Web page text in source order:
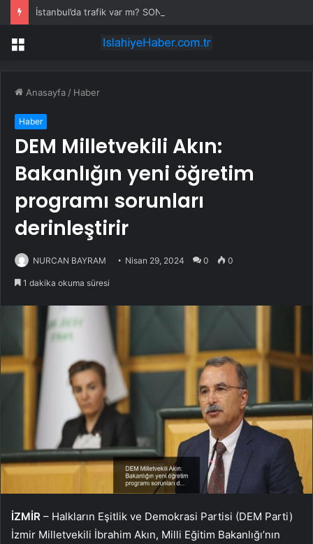
Menü
Anasayfa / Haber
Haber
DEM Milletvekili Akın:
Bakanlığın yeni öğretim
programı sorunları
derinleştirir
NURCAN BAYRAM Nisan 29, 2024 0 0
1 dakika okuma süresi
İZMİR – Halkların Eşitlik ve Demokrasi Partisi (DEM Parti)
İzmir Milletvekili İbrahim Akın, Milli Eğitim Bakanlığı’nın